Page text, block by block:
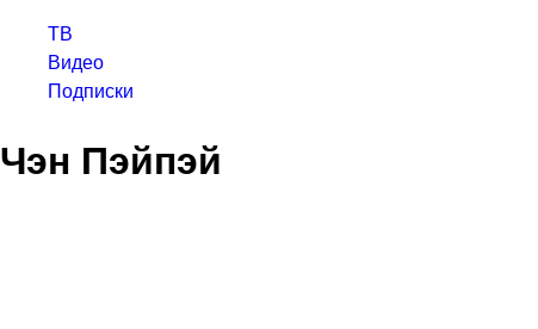
ТВ
Видео
Подписки
Чэн Пэйпэй